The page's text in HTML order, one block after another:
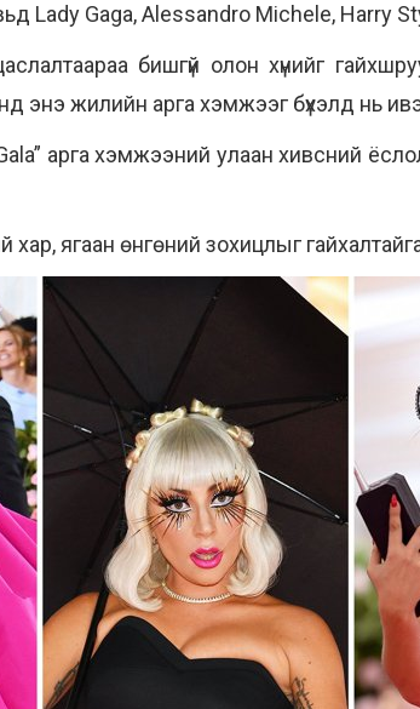
Lady Gaga, Alessandro Michele, Harry
бишгүй олон хүнийг
энэ жилийн арга хэмжээг бүхэлд нь
арга хэмжээний улаан хивсний
хар, ягаан өнгөний зохицлыг